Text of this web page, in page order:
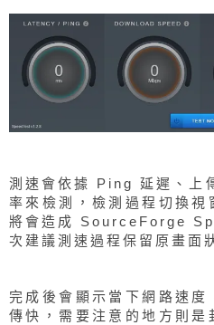
測速會依據 Ping 延遲、上
率來檢測，檢測過程切換視
將會造成 SourceForge
次建議測速過程保留原畫面
完成後會顯示當下網路速度
傳快，需要注意的地方則是